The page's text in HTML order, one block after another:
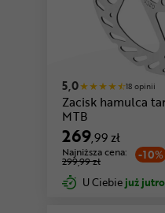
5,0 18 opinii
Zacisk hamulca
MTB
269,99 zł
-10%
Najniższa cena:
299,99 zł
U Ciebie już